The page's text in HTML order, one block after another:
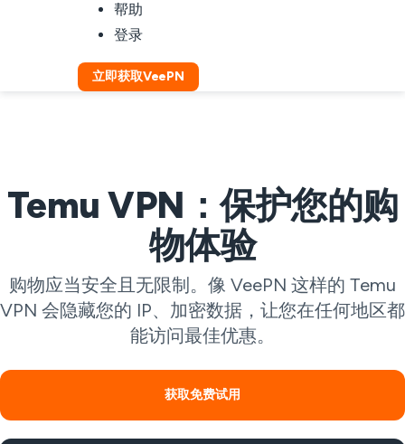
帮助
登录
立即获取VeePN
Temu VPN：保护您的购
物体验
购物应当安全且无限制。像 VeePN 这样的 Temu
VPN 会隐藏您的 IP、加密数据，让您在任何地区都
能访问最佳优惠。
获取免费试用